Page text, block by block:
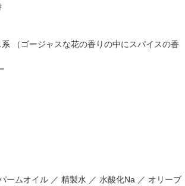
（ゴージャスな花の香りの中にスパイスの香
ームオイル ／ 精製水 ／ 水酸化Na ／ オリーブ